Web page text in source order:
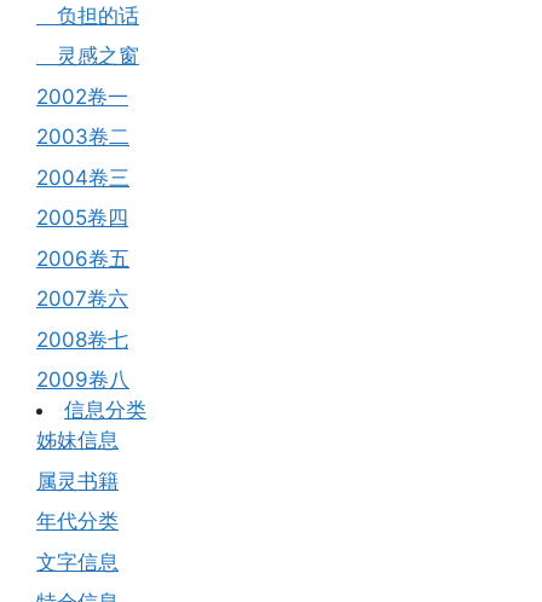
负担的话
灵感之窗
2002卷一
2003卷二
2004卷三
2005卷四
2006卷五
2007卷六
2008卷七
2009卷八
信息分类
姊妹信息
属灵书籍
年代分类
文字信息